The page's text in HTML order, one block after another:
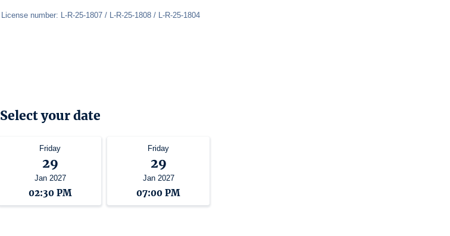
License number: L-R-25-1807 / L-R-25-1808 / L-R-25-1804
Select your date
Friday
29
Jan 2027
02:30 PM
Friday
29
Jan 2027
07:00 PM